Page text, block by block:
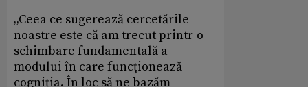
„Ceea ce sugerează cercetările
noastre este că am trecut printr-o
schimbare fundamentală a
modului în care funcționează
cogniția. În loc să ne bazăm